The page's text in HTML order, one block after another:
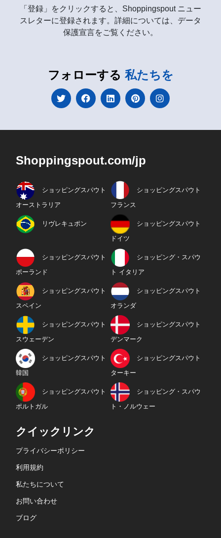
「登録」をクリックすると、Shoppingspout ニュー
スレターに登録されます。詳細については、データ
保護宣言をご覧ください。
フォローする 私たちを
Shoppingspout.com/jp
ショッピングスパウト
オーストラリア
ショッピングスパウト
フランス
リヴレキュポン ショッピングスパウト
ドイツ
ショッピングスパウト
ポーランド
ショッピング・スパウ
ト イタリア
ショッピングスパウト
スペイン
ショッピングスパウト
オランダ
ショッピングスパウト
スウェーデン
ショッピングスパウト
デンマーク
ショッピングスパウト
韓国
ショッピングスパウト
ターキー
ショッピングスパウト
ポルトガル
ショッピング・スパウ
ト・ノルウェー
クイックリンク
プライバシーポリシー
利用規約
私たちについて
お問い合わせ
ブログ